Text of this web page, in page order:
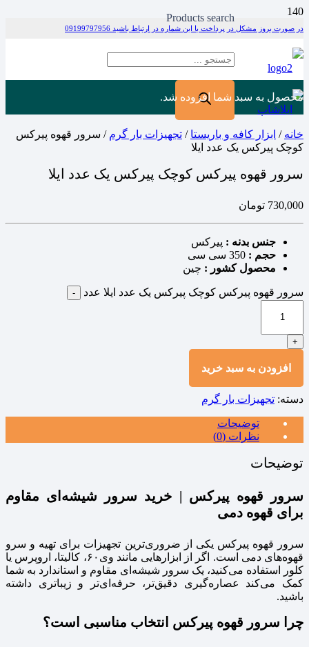
در صورت بروز مشکل در پرداخت با این شماره در ارتباط باشید 09199797956
Products search
محصول به سبد شما افزوده شد.
خانه / ابزار کافه و باریستا / تجهیزات بار گرم / سرور قهوه پیرکس
کوچک پیرکس یک عدد ایلا
سرور قهوه پیرکس کوچک پیرکس یک عدد ایلا
730,000 تومان
جنس بدنه : پیرکس
حجم :
محصول کشور : چین
سرور قهوه پیرکس کوچک پیرکس یک عدد ایلا عدد -
+
افزودن به سبد خرید
دسته: تجهیزات بار گرم
توضیحات
نظرات (0)
توضیحات
سرور قهوه پیرکس | خرید سرور شیشه‌ای مقاوم
برای قهوه دمی
سرور قهوه پیرکس یکی از ضروری‌ترین تجهیزات برای تهیه و سرو
قهوه‌های دمی است. اگر از ابزارهایی مانند وی۶۰، کالیتا، اروپرس یا
کلور استفاده می‌کنید، یک سرور شیشه‌ای مقاوم و استاندارد به شما
کمک می‌کند عصاره‌گیری دقیق‌تر، حرفه‌ای‌تر و زیباتری داشته
باشید.
چرا سرور قهوه پیرکس انتخاب مناسبی است؟